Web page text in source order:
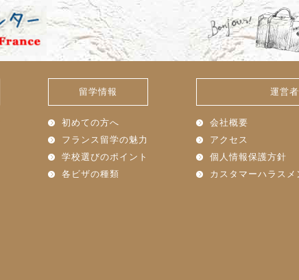
留学情報
初めての方へ
フランス留学の魅力
学校選びのポイント
各ビザの種類
運営
会社概要
アクセス
個人情報保護方針
カスタマーハラス